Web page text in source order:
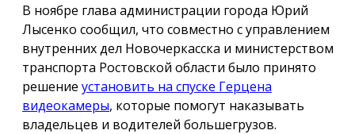
В ноябре глава администрации города Юрий
Лысенко сообщил, что совместно с управлением
внутренних дел Новочеркасска и министерством
транспорта Ростовской области было принято
решение установить на спуске Герцена
видеокамеры, которые помогут наказывать
владельцев и водителей большегрузов.